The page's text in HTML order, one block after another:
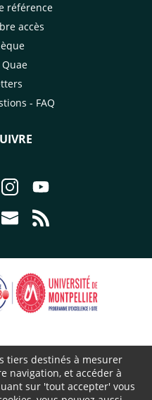
référence
accès
- FAQ
Nous suivre sur
à la page Nous suivre sur
Aller à la page Nous
Aller à la page
Nous suivre sur
à la page Nourrir le
Aller à la page Nous
©
tiers destinés à mesurer
navigation, et accéder à
sur 'tout accepter' vous